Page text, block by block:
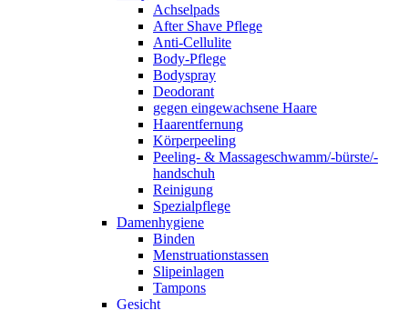
Achselpads
After Shave Pflege
Anti-Cellulite
Body-Pflege
Bodyspray
Deodorant
gegen eingewachsene Haare
Haarentfernung
Körperpeeling
Peeling- & Massageschwamm/-bürste/-
handschuh
Reinigung
Spezialpflege
Damenhygiene
Binden
Menstruationstassen
Slipeinlagen
Tampons
Gesicht